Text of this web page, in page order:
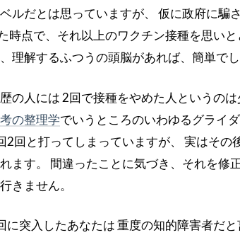
ルだとは思っていますが、 仮に政府に騙
時点で、それ以上のワクチン接種を思い
理解するふつうの頭脳があれば、簡単でし
の人には 2回で接種をやめた人というの
の整理学でいうところのいわゆるグライ
2回と打ってしまっていますが、 実はその
ます。 間違ったことに気づき、それを修
きません。
突入したあなたは 重度の知的障害者だと